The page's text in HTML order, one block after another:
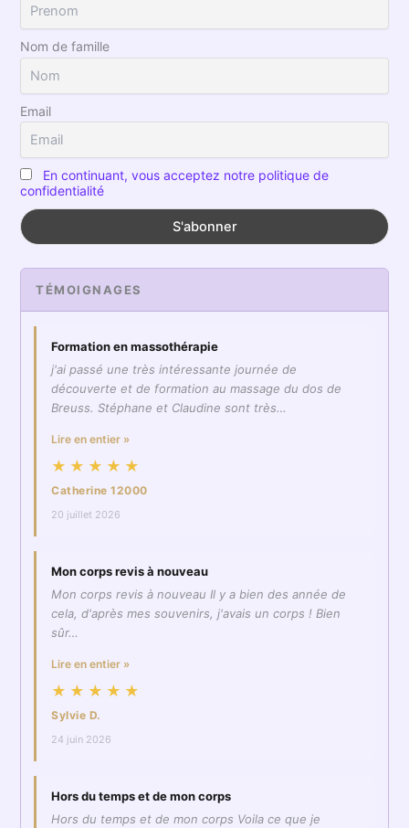
Nom de famille
Email
En continuant, vous acceptez notre politique de
confidentialité
TÉMOIGNAGES
Formation en massothérapie
j'ai passé une très intéressante journée de
découverte et de formation au massage du dos de
Breuss. Stéphane et Claudine sont très…
Lire en entier »
★★★★★
Catherine 12000
20 juillet 2026
Mon corps revis à nouveau
Mon corps revis à nouveau Il y a bien des année de
cela, d'après mes souvenirs, j'avais un corps ! Bien
sûr…
Lire en entier »
★★★★★
Sylvie D.
24 juin 2026
Hors du temps et de mon corps
Hors du temps et de mon corps Voila ce que je